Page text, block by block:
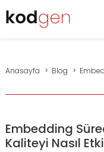
Anasayfa Blog
Embedding
Kaliteyi Nasıl